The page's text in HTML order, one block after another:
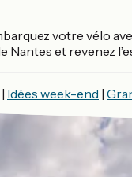
votre vélo
Nantes et revenez
| Idées week-end |